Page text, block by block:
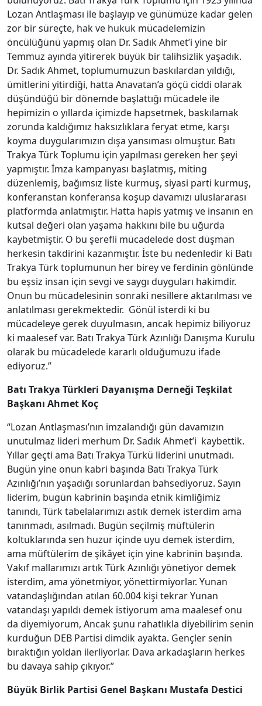
Lozan Antlaşması ile başlayıp ve günümüze kadar gelen
zor bir süreçte, hak ve hukuk mücadelemizin
öncülüğünü yapmış olan Dr. Sadık Ahmet’i yine bir
Temmuz ayında yitirerek büyük bir talihsizlik yaşadık.
Dr. Sadık Ahmet, toplumumuzun baskılardan yıldığı,
ümitlerini yitirdiği, hatta Anavatan’a göçü ciddi olarak
düşündüğü bir dönemde başlattığı mücadele ile
hepimizin o yıllarda içimizde hapsetmek, baskılamak
zorunda kaldığımız haksızlıklara feryat etme, karşı
koyma duygularımızın dışa yansıması olmuştur. Batı
Trakya Türk Toplumu için yapılması gereken her şeyi
yapmıştır. İmza kampanyası başlatmış, miting
düzenlemiş, bağımsız liste kurmuş, siyasi parti kurmuş,
konferanstan konferansa koşup davamızı uluslararası
platformda anlatmıştır. Hatta hapis yatmış ve insanın en
kutsal değeri olan yaşama hakkını bile bu uğurda
kaybetmiştir. O bu şerefli mücadelede dost düşman
herkesin takdirini kazanmıştır. İste bu nedenledir ki Batı
Trakya Türk toplumunun her birey ve ferdinin gönlünde
bu eşsiz insan için sevgi ve saygı duyguları hakimdir.
Onun bu mücadelesinin sonraki nesillere aktarılması ve
anlatılması gerekmektedir. Gönül isterdi ki bu
mücadeleye gerek duyulmasın, ancak hepimiz biliyoruz
ki maalesef var. Batı Trakya Türk Azınlığı Danışma Kurulu
olarak bu mücadelede kararlı olduğumuzu ifade
ediyoruz.”
Batı Trakya Türkleri Dayanışma Derneği Teşkilat
Başkanı Ahmet Koç
“Lozan Antlaşması’nın imzalandığı gün davamızın
unutulmaz lideri merhum Dr. Sadık Ahmet’i kaybettik.
Yıllar geçti ama Batı Trakya Türkü liderini unutmadı.
Bugün yine onun kabri başında Batı Trakya Türk
Azınlığı’nın yaşadığı sorunlardan bahsediyoruz. Sayın
liderim, bugün kabrinin başında etnik kimliğimiz
tanındı, Türk tabelalarımızı astık demek isterdim ama
tanınmadı, asılmadı. Bugün seçilmiş müftülerin
koltuklarında sen huzur içinde uyu demek isterdim,
ama müftülerim de şikâyet için yine kabrinin başında.
Vakıf mallarımızı artık Türk Azınlığı yönetiyor demek
isterdim, ama yönetmiyor, yönettirmiyorlar. Yunan
vatandaşlığından atılan 60.004 kişi tekrar Yunan
vatandaşı yapıldı demek istiyorum ama maalesef onu
da diyemiyorum, Ancak şunu rahatlıkla diyebilirim senin
kurduğun DEB Partisi dimdik ayakta. Gençler senin
bıraktığın yoldan ilerliyorlar. Dava arkadaşların herkes
bu davaya sahip çıkıyor.”
Büyük Birlik Partisi Genel Başkanı Mustafa Destici